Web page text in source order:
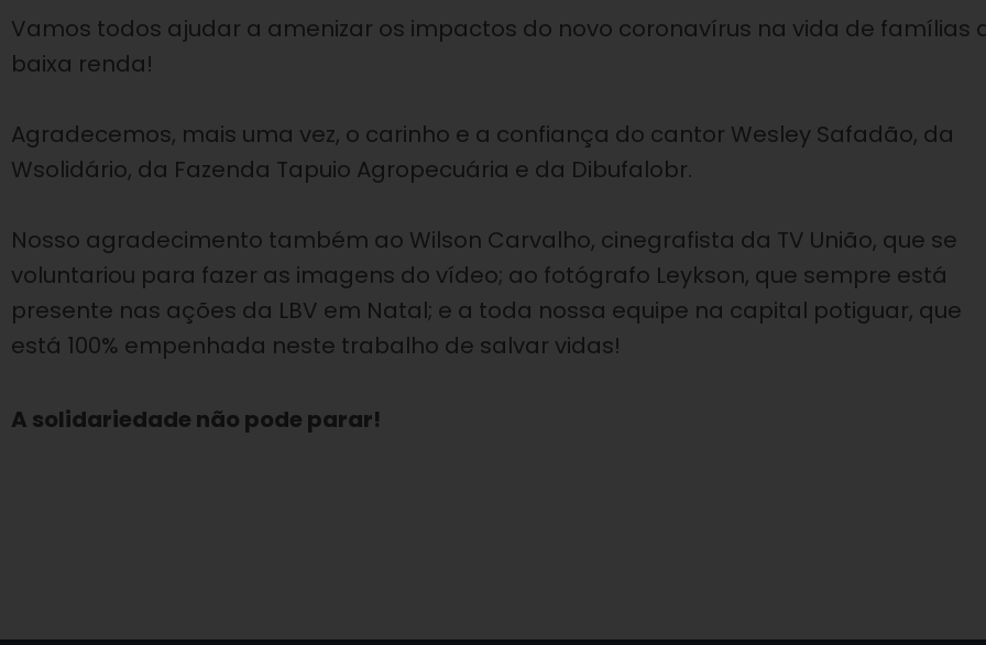
Vamos todos ajudar a amenizar os impactos do novo coronavírus na vida de famílias
baixa renda!
Agradecemos, mais uma vez, o carinho e a confiança do cantor Wesley Safadão, da
Wsolidário, da Fazenda Tapuio Agropecuária e da Dibufalobr.
Nosso agradecimento também ao Wilson Carvalho, cinegrafista da TV União, que se
voluntariou para fazer as imagens do vídeo; ao fotógrafo Leykson, que sempre está
presente nas ações da LBV em Natal; e a toda nossa equipe na capital potiguar, que
está 100% empenhada neste trabalho de salvar vidas!⠀⠀⠀⠀⠀⠀
A solidariedade não pode parar!